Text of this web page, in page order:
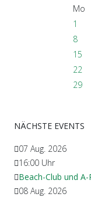
Mo
1
8
15
22
29
NÄCHSTE EVENTS
07 Aug. 2026
16:00 Uhr
Beach-Club und
08 Aug. 2026